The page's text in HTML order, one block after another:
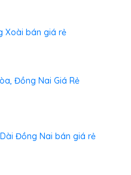
Xoài bán giá rẻ
Đồng Nai Giá Rẻ
Đồng Nai bán giá rẻ